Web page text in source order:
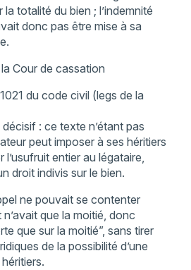
la totalité du bien ; l’indemnité
donc pas être mise à sa
Cour de cassation
du code civil (legs de la
: ce texte n’étant pas
peut imposer à ses héritiers
entier au légataire,
droit indivis sur le bien.
ne pouvait se contenter
n’avait que la moitié, donc
que sur la moitié”, sans tirer
de la possibilité d’une